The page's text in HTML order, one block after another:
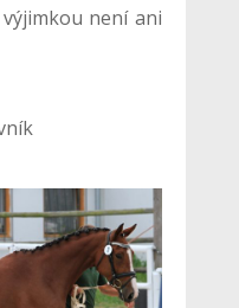
není ani